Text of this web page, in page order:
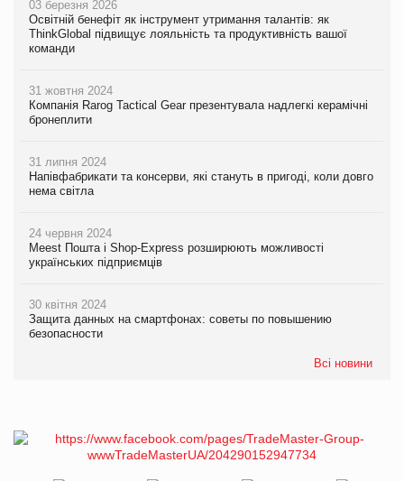
03 березня 2026
Освітній бенефіт як інструмент утримання талантів: як
ThinkGlobal підвищує лояльність та продуктивність вашої
команди
31 жовтня 2024
Компанія Rarog Tactical Gear презентувала надлегкі керамічні
бронеплити
31 липня 2024
Напівфабрикати та консерви, які стануть в пригоді, коли довго
нема світла
24 червня 2024
Meest Пошта і Shop-Express розширюють можливості
українських підприємців
30 квітня 2024
Защита данных на смартфонах: советы по повышению
безопасности
Всі новини